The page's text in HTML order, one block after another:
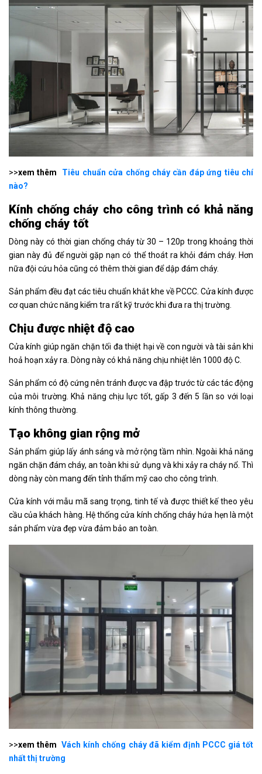
>>xem thêm
Tiêu chuẩn cửa chống cháy cần đáp ứng tiêu chí
nào?
Kính chống cháy cho công trình có khả năng
chống cháy tốt
Dòng này có thời gian chống cháy từ 30 – 120p trong khoảng thời
gian này đủ để người gặp nạn có thể thoát ra khỏi đám cháy. Hơn
nữa đội cứu hỏa cũng có thêm thời gian để dập đám cháy.
Sản phẩm đều đạt các tiêu chuẩn khắt khe về PCCC. Cửa kính được
cơ quan chức năng kiểm tra rất kỹ trước khi đưa ra thị trường.
Chịu được nhiệt độ cao
Cửa kính giúp ngăn chặn tối đa thiệt hại về con người và tài sản khi
hoả hoạn xảy ra. Dòng này có khả năng chịu nhiệt lên 1000 độ C.
Sản phẩm có độ cứng nên tránh được va đập trước từ các tác động
của môi trường. Khả năng chịu lực tốt, gấp 3 đến 5 lần so với loại
kính thông thường.
Tạo không gian rộng mở
Sản phẩm giúp lấy ánh sáng và mở rộng tầm nhìn. Ngoài khả năng
ngăn chặn đám cháy, an toàn khi sử dụng và khi xảy ra cháy nổ. Thì
dòng này còn mang đến tỉnh thẩm mỹ cao cho công trình.
Cửa kính với mẫu mã sang trọng, tinh tế và được thiết kế theo yêu
cầu của khách hàng. Hệ thống cửa kính chống cháy hứa hẹn là một
sản phẩm vừa đẹp vừa đảm bảo an toàn.
>>xem thêm Vách kính chống cháy đã kiểm định PCCC giá tốt
nhất thị trường